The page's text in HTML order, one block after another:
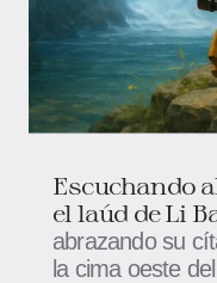
Escuchando
el laúd de Li
abrazando su
la cima oeste del